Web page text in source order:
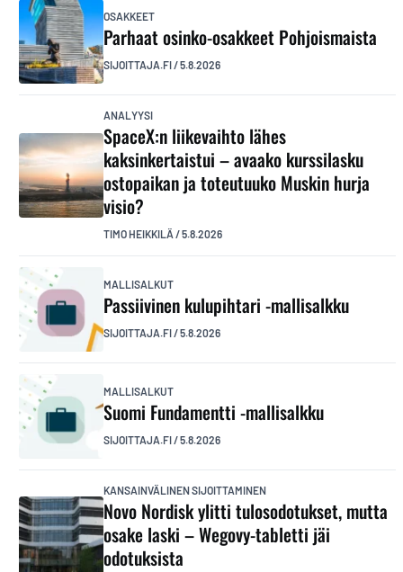
OSAKKEET
Parhaat osinko-osakkeet Pohjoismaista
SIJOITTAJA.FI/5.8.2026
ANALYYSI
SpaceX:n liikevaihto lähes
kaksinkertaistui – avaako kurssilasku
ostopaikan ja toteutuuko Muskin hurja
visio?
TIMO HEIKKILÄ /5.8.2026
MALLISALKUT
Passiivinen kulupihtari -mallisalkku
SIJOITTAJA.FI/5.8.2026
MALLISALKUT
Suomi Fundamentti -mallisalkku
SIJOITTAJA.FI/5.8.2026
KANSAINVÄLINEN SIJOITTAMINEN
Novo Nordisk ylitti tulosodotukset, mutta
osake laski – Wegovy-tabletti jäi
odotuksista